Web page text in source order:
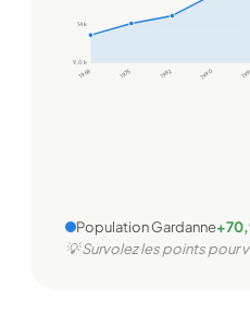
9,0 k
14 k
1968 1975 1982 1990
Population Gardanne
💡 Survolez les points pour